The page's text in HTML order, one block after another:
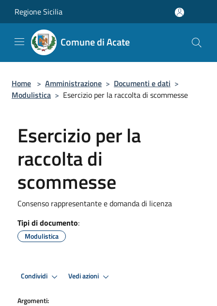
Regione Sicilia
Comune di Acate
Home > Amministrazione > Documenti e dati >
Modulistica > Esercizio per la raccolta di scommesse
Esercizio per la
raccolta di
scommesse
Consenso rappresentante e domanda di licenza
Tipi di documento:
Modulistica
Condividi Vedi azioni
Argomenti: